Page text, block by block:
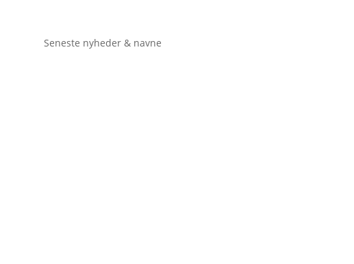
Seneste nyheder & navne